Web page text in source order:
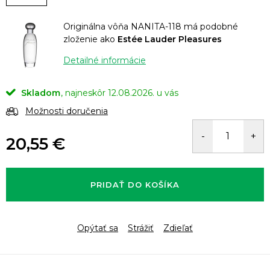
Originálna vôňa NANITA-118 má podobné
zloženie ako Estée Lauder Pleasures
Detailné informácie
Skladom
12.08.2026.
Možnosti doručenia
20,55 €
cena:
PRIDAŤ DO KOŠÍKA
Opýtať sa Strážiť Zdieľať